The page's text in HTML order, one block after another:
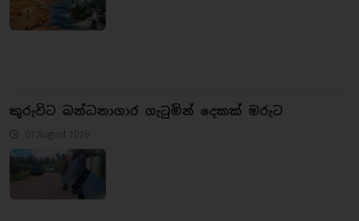
කුරුවිට බන්ධනාගාර ගැටුමින් දෙකක් මරුට
07 August 2026